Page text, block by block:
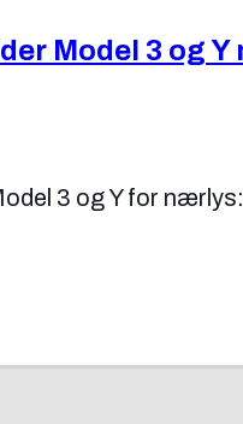
Model 3 og
3 og Y for